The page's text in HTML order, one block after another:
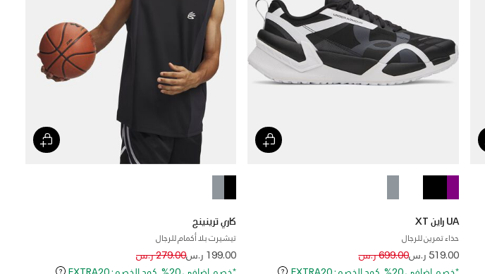
UA راين XT
حذاء تمرين للرجال
519.00 ر.سPrice reduced from
699.00 ر.سto
*خصم إضافي 20%. كود الخصم: EXTRA20
كاري ترينينج
تيشيرت بلا أكمام للرجال
199.00 ر.سPrice reduced from
279.00 ر.سto
*خصم إضافي 20%. كود الخصم: EXTRA20